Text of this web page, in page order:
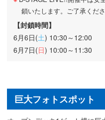
鎖いたします。ご了承くだ
【封鎖時間】
6月6日(土) 10:30～12:00
6月7日(日) 10:00～11:30
巨大フォトスポット